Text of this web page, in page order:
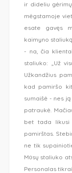
ir dideliu
mėgstamoje
esate gavęs
kaimyno
- na, čia
staliuko: „Už
Užkandžius
kad pamiršo
sumaišė - nes
patraukė.
bet tada likusi
pamirštas.
ne tik
Mūsų staliuko
Personalas